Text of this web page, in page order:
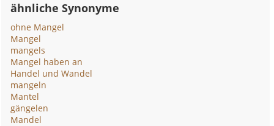
ähnliche Synonyme
ohne Mangel
Mangel
mangels
Mangel haben an
Handel und Wandel
mangeln
Mantel
gängelen
Mandel